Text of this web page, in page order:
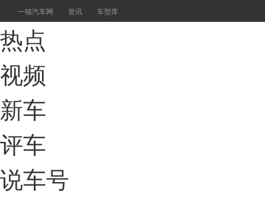
一猫汽车网 资讯 车型库
热点
视频
新车
评车
说车号